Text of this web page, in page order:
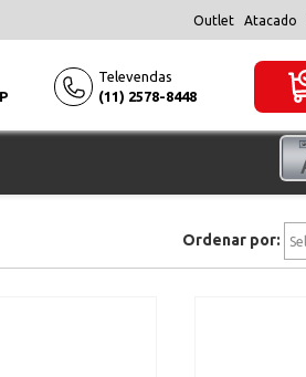
Outlet Atacado
Televendas
(11) 2578-8448
Ordenar por: